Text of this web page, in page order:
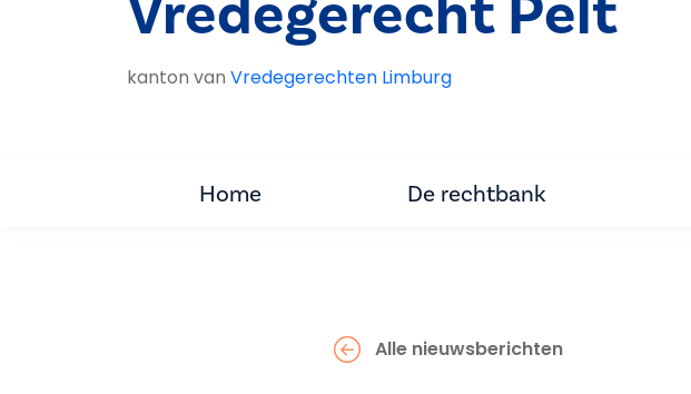
kanton van Vredegerechten Limburg
Home De rechtbank
Alle nieuwsberichten